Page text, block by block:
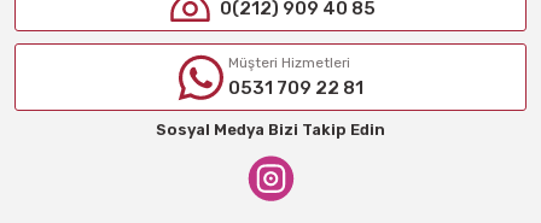
0(212) 909 40 85
Müşteri Hizmetleri
0531 709 22 81
Sosyal Medya Bizi Takip Edin